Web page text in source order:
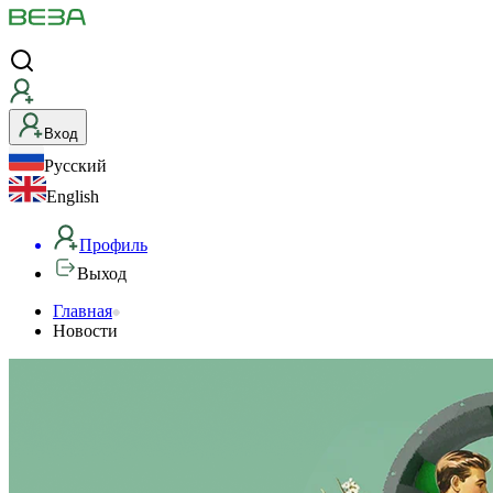
Вход
Русский
English
Профиль
Выход
Главная
Новости